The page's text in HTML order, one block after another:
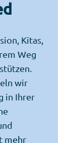
Kitas,
Weg
wir
in Ihrer
mehr